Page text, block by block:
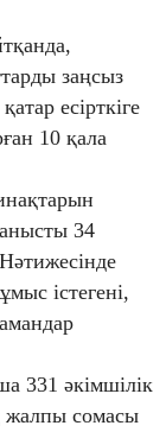
заңсыз
есірткіге
10 қала
34
істегені,
331 әкімшілік
жалпы сомасы